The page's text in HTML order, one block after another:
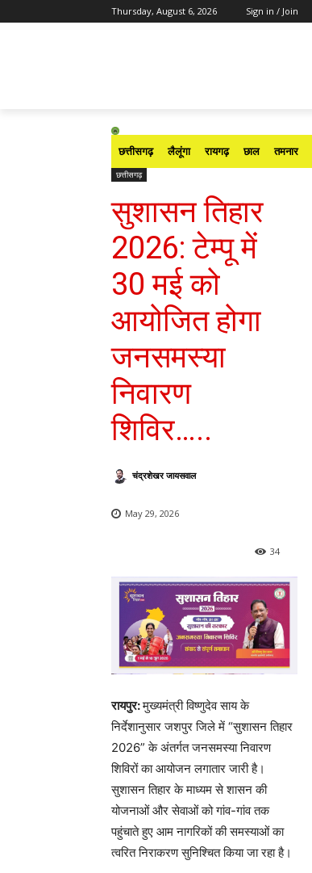
Thursday, August 6, 2026 Sign in / Join
छत्तीसगढ़ लैलूंगा रायगढ़ छाल तमनार
छत्तीसगढ़
सुशासन तिहार
2026: टेम्पू में
30 मई को
आयोजित होगा
जनसमस्या
निवारण
शिविर…..
चंद्रशेखर जायसवाल
May 29, 2026
34
रायपुर:मुख्यमंत्री विष्णुदेव साय के
निर्देशानुसार जशपुर जिले में “सुशासन तिहार
2026” के अंतर्गत जनसमस्या निवारण
शिविरों का आयोजन लगातार जारी है।
सुशासन तिहार के माध्यम से शासन की
योजनाओं और सेवाओं को गांव-गांव तक
पहुंचाते हुए आम नागरिकों की समस्याओं का
त्वरित निराकरण सुनिश्चित किया जा रहा है।